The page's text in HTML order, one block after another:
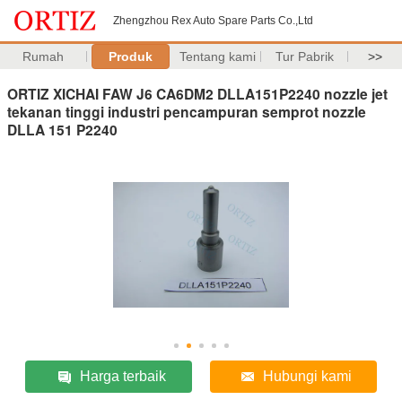
Zhengzhou Rex Auto Spare Parts Co.,Ltd
Rumah Produk Tentang kami Tur Pabrik >>
ORTIZ XICHAI FAW J6 CA6DM2 DLLA151P2240 nozzle jet
tekanan tinggi industri pencampuran semprot nozzle
DLLA 151 P2240
Harga terbaik Hubungi kami